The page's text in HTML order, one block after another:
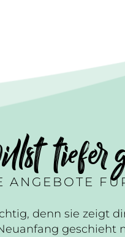
tiefer
ANGEBOTE
denn sie zeigt
geschieht